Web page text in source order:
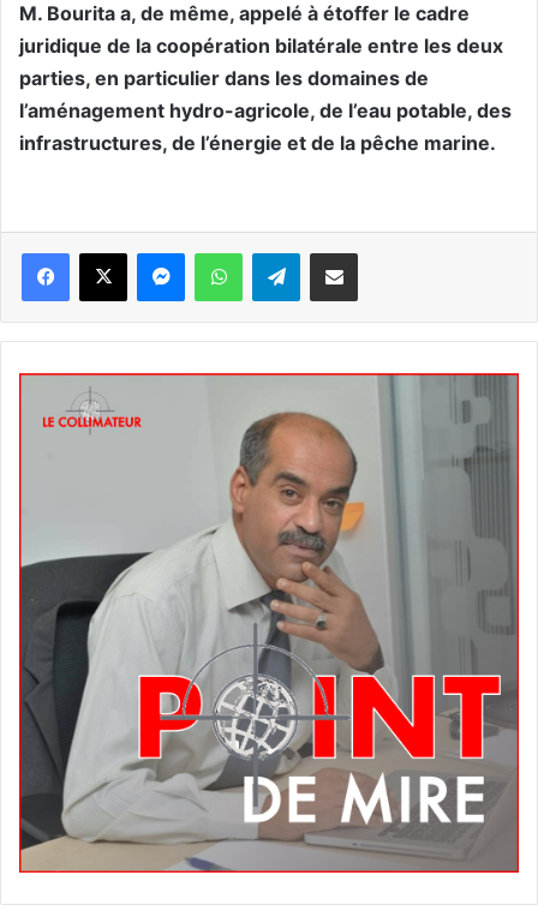
M. Bourita a, de même, appelé à étoffer le cadre
juridique de la coopération bilatérale entre les deux
parties, en particulier dans les domaines de
l’aménagement hydro-agricole, de l’eau potable, des
infrastructures, de l’énergie et de la pêche marine.
WhatsApp Telegram